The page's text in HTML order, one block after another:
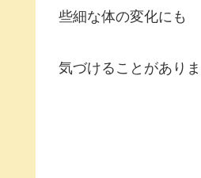
些細な体の変化にも
気づけることがありま